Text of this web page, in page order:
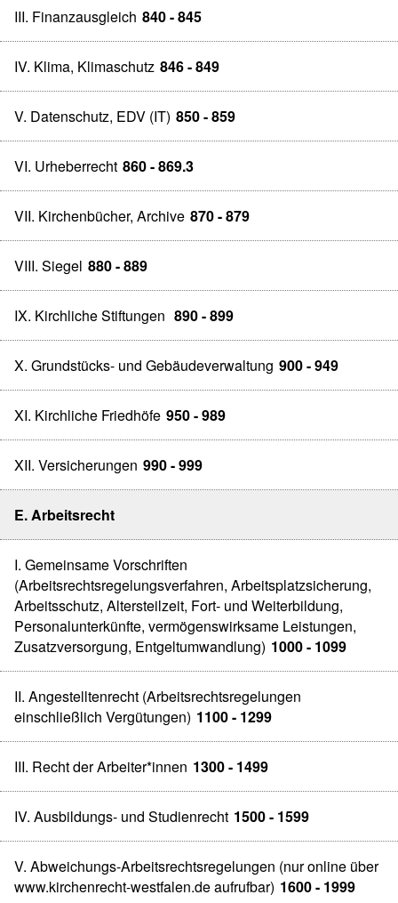
III. Finanzausgleich 840 - 845
IV. Klima, Klimaschutz 846 - 849
V. Datenschutz, EDV (IT) 850 - 859
VI. Urheberrecht 860 - 869.3
VII. Kirchenbücher, Archive 870 - 879
VIII. Siegel 880 - 889
IX. Kirchliche Stiftungen 890 - 899
X. Grundstücks- und Gebäudeverwaltung 900 - 949
XI. Kirchliche Friedhöfe 950 - 989
XII. Versicherungen 990 - 999
E. Arbeitsrecht
I. Gemeinsame Vorschriften
(Arbeitsrechtsregelungsverfahren, Arbeitsplatzsicherung,
Arbeitsschutz, Altersteilzeit, Fort- und Weiterbildung,
Personalunterkünfte, vermögenswirksame Leistungen,
Zusatzversorgung, Entgeltumwandlung) 1000 - 1099
II. Angestelltenrecht (Arbeitsrechtsregelungen
einschließlich Vergütungen) 1100 - 1299
III. Recht der Arbeiter*innen 1300 - 1499
IV. Ausbildungs- und Studienrecht 1500 - 1599
V. Abweichungs-Arbeitsrechtsregelungen (nur online über
www.kirchenrecht-westfalen.de aufrufbar) 1600 - 1999